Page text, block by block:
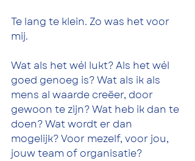
Te lang te klein. Zo was het voor
mij.
Wat als het wél lukt? Als het wél
goed genoeg is? Wat als ik als
mens al waarde creëer, door
gewoon te zijn? Wat heb ik dan te
doen? Wat wordt er dan
mogelijk? Voor mezelf, voor jou,
jouw team of organisatie?